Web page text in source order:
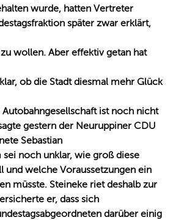
wurde, hatten Vertreter
später zwar erklärt,
wollen. Aber effektiv getan hat
ob die Stadt diesmal mehr Glück
Autobahngesellschaft ist noch nicht
gestern der Neuruppiner CDU
Sebastian
sei noch unklar, wie groß diese
und welche Voraussetzungen ein
müsste. Steineke riet deshalb zur
er, dass sich
darüber einig